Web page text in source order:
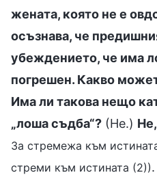
жената, която не е
осъзнава, че
убеждението, че има
погрешен. Какво
Има ли такова нещо
„лоша съдба“? (Не.)
За стремежа към
стреми към истината (2))